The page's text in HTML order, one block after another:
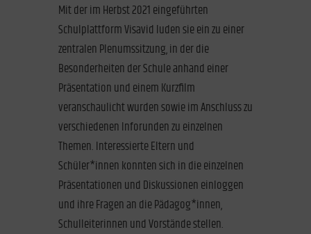
Mit der im Herbst 2021 eingeführten
Schulplattform Visavid luden sie ein zu einer
zentralen Plenumssitzung, in der die
Besonderheiten der Schule anhand einer
Präsentation und einem Kurzfilm
veranschaulicht wurden sowie im Anschluss zu
verschiedenen Inforunden zu einzelnen
Themen. Interessierte Eltern und
Schüler*innen konnten sich in die einzelnen
Präsentationen und Diskussionen einloggen
und ihre Fragen an die Pädagog*innen,
Schulleiterinnen und Vorstände stellen.